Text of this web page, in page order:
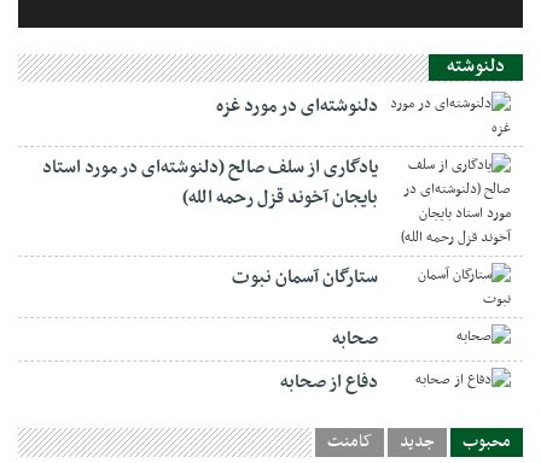
دلنوشته
دلنوشته‌ای در مورد غزه
یادگاری از سلف صالح (دلنوشته‌ای در مورد استاد
بایجان آخوند قزل رحمه الله)
ستارگان آسمان نبوت
صحابه
دفاع از صحابه
محبوب جدید کامنت